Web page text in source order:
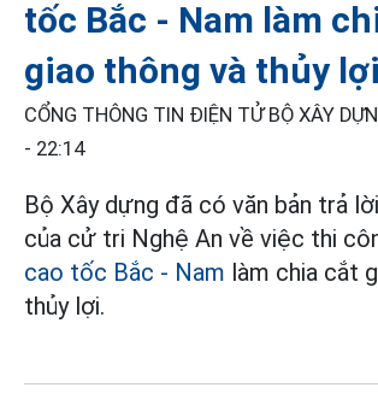
tốc Bắc - Nam làm
giao thông và thủy lợi
CỔNG THÔNG TIN ĐIỆN TỬ BỘ XÂY
- 22:14
Bộ Xây dựng đã có văn bản trả
của cử tri Nghệ An về việc thi
cao tốc Bắc - Nam làm chia cắt
thủy lợi.